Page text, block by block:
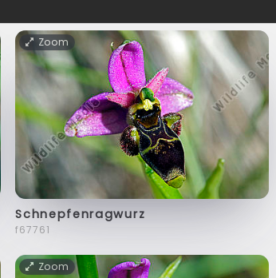
Zoom
Schnepfenragwurz
f67761
Zoom